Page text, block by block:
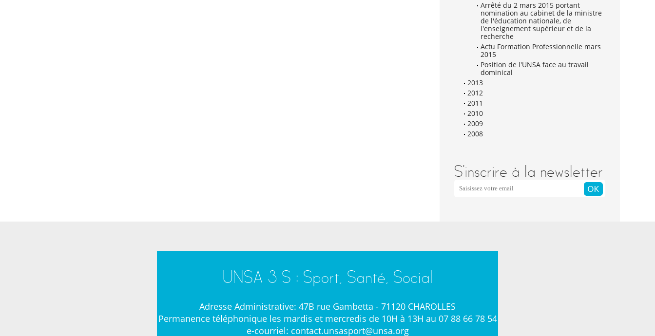
Arrêté du 2 mars 2015 portant
nomination au cabinet de la ministre
de l'éducation nationale, de
l'enseignement supérieur et de la
recherche
Actu Formation Professionnelle mars
2015
Position de l'UNSA face au travail
dominical
2013
2012
2011
2010
2009
2008
S'inscrire à la newsletter
UNSA 3 S : Sport, Santé, Social
Adresse Administrative: 47B rue Gambetta - 71120 CHAROLLES
Permanence téléphonique les mardis et mercredis de 10H à 13H au 07 88 66 78 54
e-courriel: contact.unsasport@unsa.org